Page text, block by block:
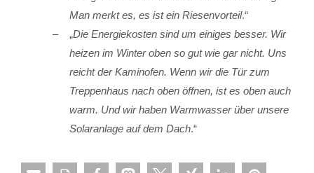
Man merkt es, es ist ein Riesenvorteil.“
„Die Energiekosten sind um einiges besser. Wir
heizen im Winter oben so gut wie gar nicht. Uns
reicht der Kaminofen. Wenn wir die Tür zum
Treppenhaus nach oben öffnen, ist es oben auch
warm. Und wir haben Warmwasser über unsere
Solaranlage auf dem Dach.“